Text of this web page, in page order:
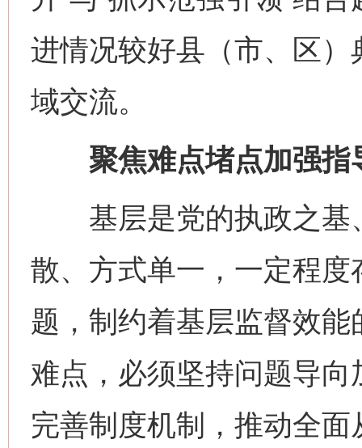
进情况较好县（市、区
域交流。
聚焦难点堵点加强指
基层是党的执政之基
散、方式单一，一定程
题，制约着基层监督效
难点，必须坚持问题导
完善制度机制，推动全